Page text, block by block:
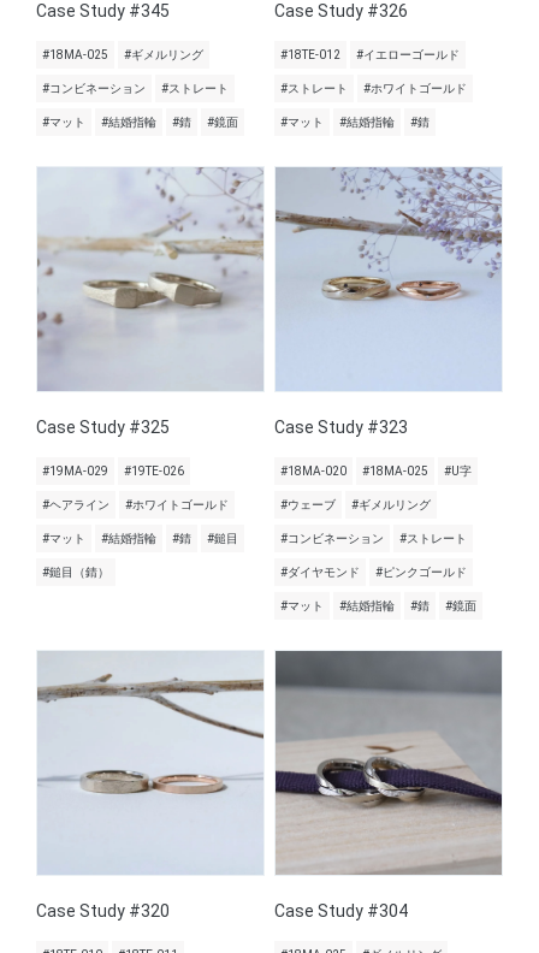
Case Study #345
#18MA-025 #ギメルリング
#コンビネーション #ストレート
#マット #結婚指輪 #錆 #鏡面
Case Study #326
#18TE-012 #イエローゴールド
#ストレート #ホワイトゴールド
#マット #結婚指輪 #錆
Case Study #325
#19MA-029 #19TE-026
#ヘアライン #ホワイトゴールド
#マット #結婚指輪 #錆 #鎚目
#鎚目（錆）
Case Study #323
#18MA-020 #18MA-025 #U字
#ウェーブ #ギメルリング
#コンビネーション #ストレート
#ダイヤモンド #ピンクゴールド
#マット #結婚指輪 #錆 #鏡面
Case Study #320 Case Study #304